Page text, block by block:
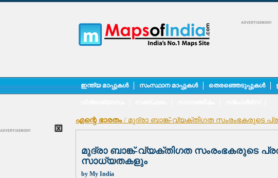
ഇന്ത്യ മാപ്പുകൾ സംസ്ഥാന മാപ്പുകൾ തെരഞ്ഞെടുപ്പുകൾ
എന്റെ ഭാരതം/ മുദ്രാ ബാങ്ക്-വ്യക്തിഗത സംരംഭകരുടെ
മുദ്രാ ബാങ്ക്-വ്യക്തിഗത സംരംഭകരുടെ
സാധ്യതകളും
by My India